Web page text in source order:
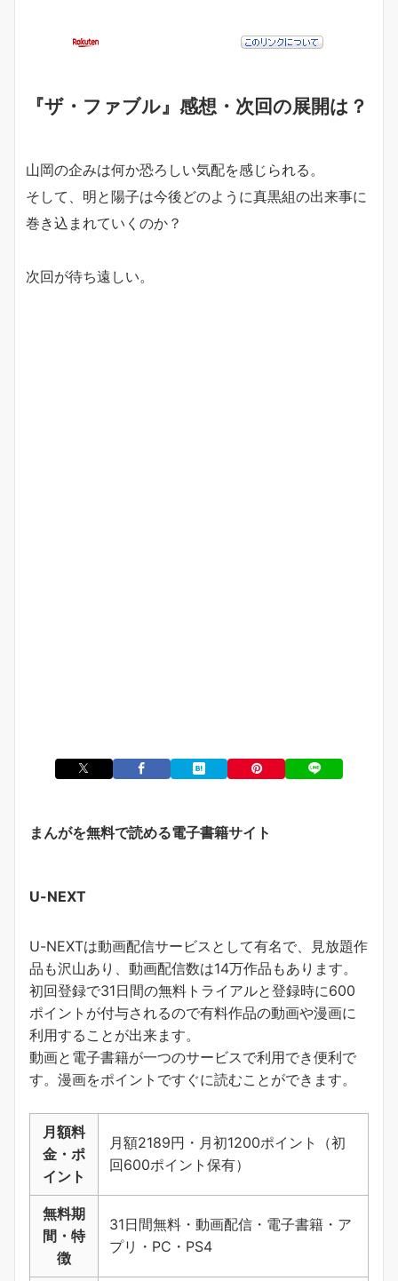
『ザ・ファブル』感想・次回の展開は？
山岡の企みは何か恐ろしい気配を感じられる。
そして、明と陽子は今後どのように真黒組の出来事に
巻き込まれていくのか？
次回が待ち遠しい。
まんがを無料で読める電子書籍サイト
U-NEXT
U-NEXTは動画配信サービスとして有名で、見放題作
品も沢山あり、動画配信数は14万作品もあります。
初回登録で31日間の無料トライアルと登録時に600
ポイントが付与されるので有料作品の動画や漫画に
利用することが出来ます。
動画と電子書籍が一つのサービスで利用でき便利で
す。 漫画をポイントですぐに読むことができます。
月額料
金・ポ
イント
月額2189円・月初1200ポイント（初
回600ポイント保有）
無料期
間・特
徴
31日間無料・動画配信・電子書籍・ア
プリ・PC・PS4